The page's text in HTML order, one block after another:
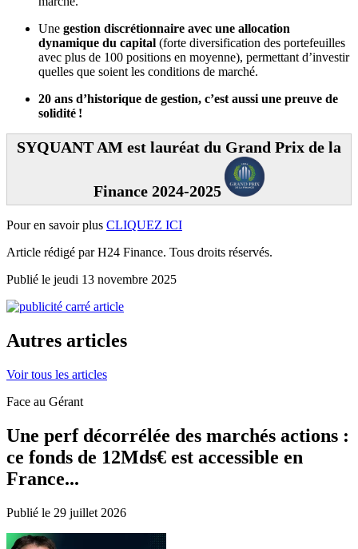
Une gestion discrétionnaire avec une allocation
dynamique du capital (forte diversification des portefeuilles
avec plus de 100 positions en moyenne), permettant d’investir
quelles que soient les conditions de marché.
20 ans d’historique de gestion, c’est aussi une preuve de
solidité !
SYQUANT AM est lauréat du Grand Prix de la
Finance 2024-2025
Pour en savoir plus CLIQUEZ ICI
Article rédigé par H24 Finance. Tous droits réservés.
Publié le jeudi 13 novembre 2025
Autres articles
Voir tous les articles
Face au Gérant
Une perf décorrélée des marchés actions :
ce fonds de 12Mds€ est accessible en
France...
Publié le 29 juillet 2026